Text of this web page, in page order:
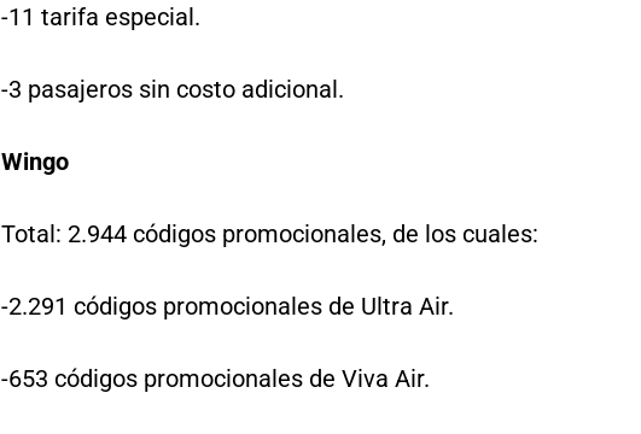
-11 tarifa especial.
-3 pasajeros sin costo adicional.
Wingo
Total: 2.944 códigos promocionales, de los cuales:
-2.291 códigos promocionales de Ultra Air.
-653 códigos promocionales de Viva Air.